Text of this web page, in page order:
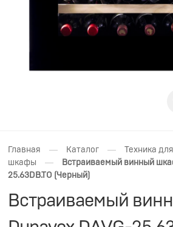
Главная — Каталог — Техника
шкафы
—
Встраиваемый винный
25.63DB.TO (Черный)
Встраиваемый